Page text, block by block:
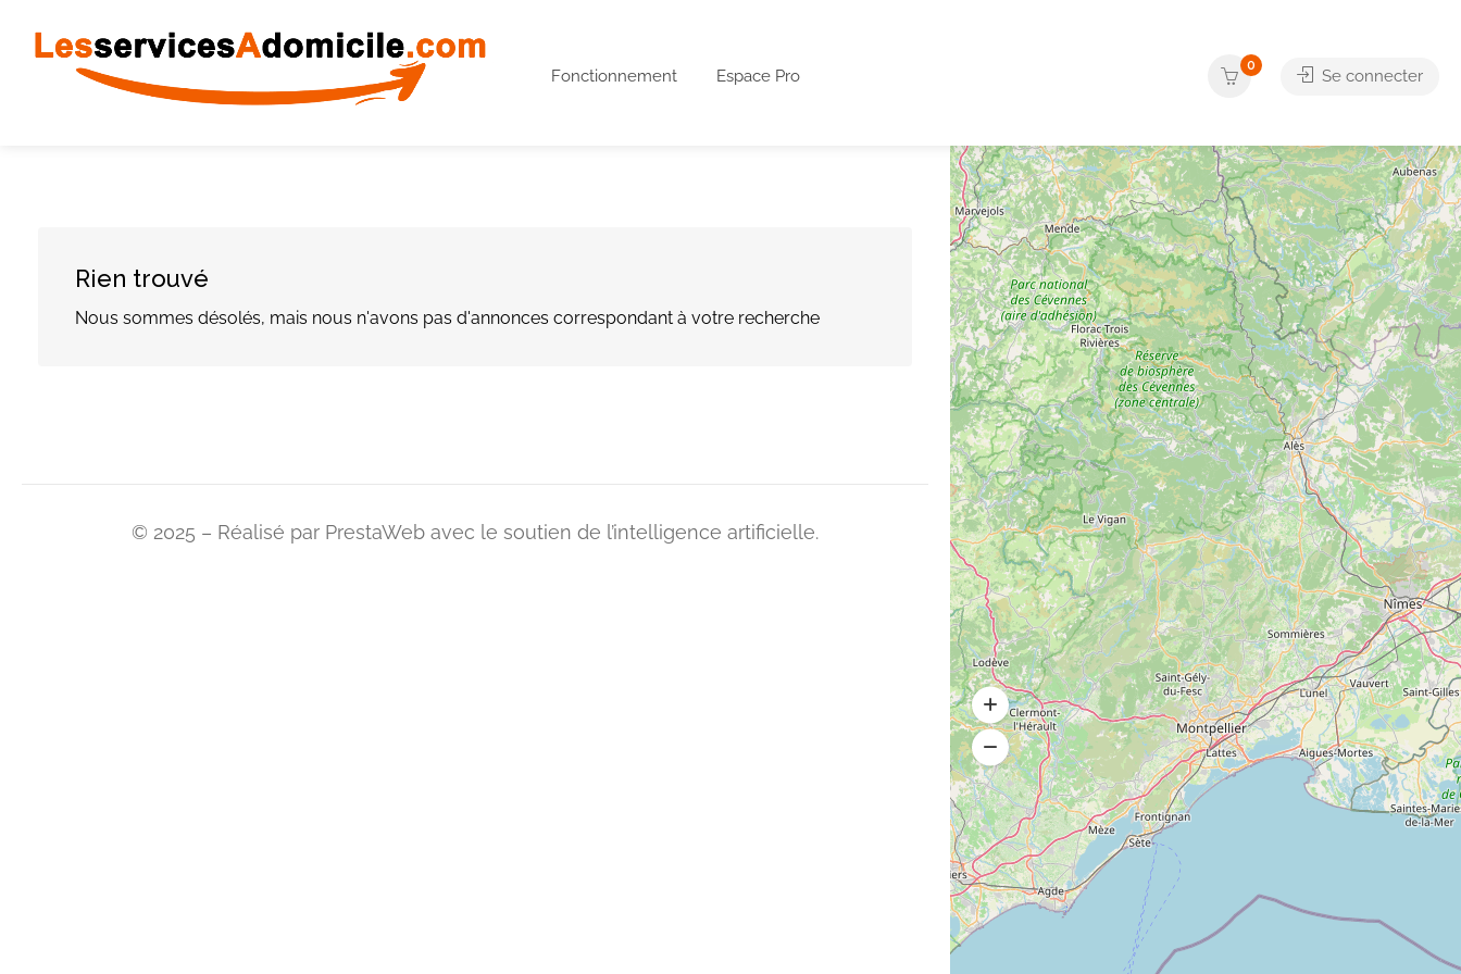
Fonctionnement Espace Pro
0
Se connecter
Rien trouvé
Nous sommes désolés, mais nous n'avons pas d'annonces correspondant à votre recherche
© 2025 – Réalisé par PrestaWeb avec le soutien de l’intelligence artificielle.